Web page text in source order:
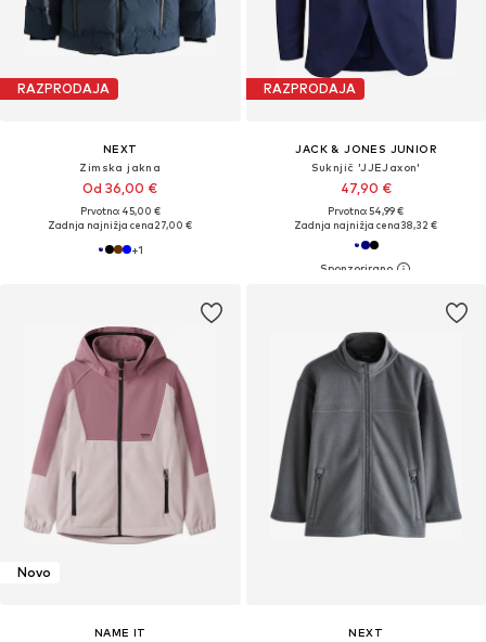
RAZPRODAJA
NEXT
Zimska jakna
Od 36,00 €
Prvotno: 45,00 €
Zadnja najnižja cena27,00 €
+1
RAZPRODAJA
JACK & JONES JUNIOR
Suknjič 'JJEJaxon'
47,90 €
Prvotno: 54,99 €
Zadnja najnižja cena38,32 €
Novo
NAME IT
NEXT